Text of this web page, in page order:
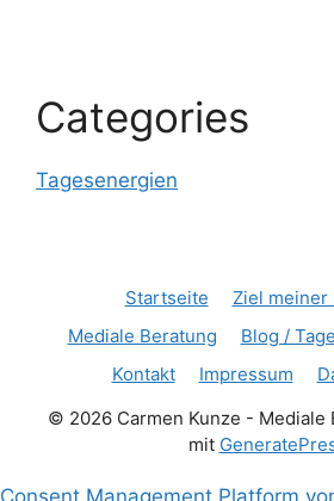
Categories
Tagesenergien
Startseite
Ziel meiner
Mediale Beratung
Blog /
Kontakt
Impressum
© 2026 Carmen Kunze - Mediale
mit
Consent Management Platform